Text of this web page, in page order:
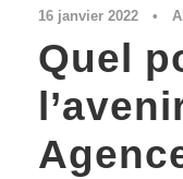
16 janvier 2022 •
Quel